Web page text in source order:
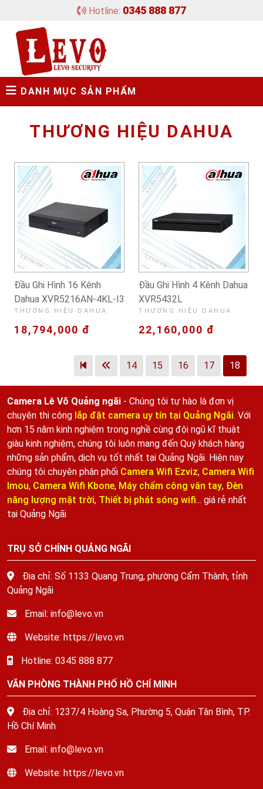
Hotline: 0345 888 877
DANH MỤC SẢN PHẨM
THƯƠNG HIỆU DAHUA
Đầu Ghi Hình 16 Kênh
Dahua XVR5216AN-4KL-I3
THƯƠNG HIỆU DAHUA
18,794,000 đ
Đầu Ghi Hình 4 Kênh Dahua
XVR5432L
THƯƠNG HIỆU DAHUA
22,160,000 đ
14 15 16 17 18
Camera Lê Võ Quảng ngãi - Chúng tôi tự hào là đơn vị
chuyên thi công lắp đặt camera uy tín tại Quảng Ngãi. Với
hơn 15 năm kinh nghiệm trong nghề cùng đội ngũ kĩ thuật
giàu kinh nghiệm, chúng tôi luôn mang đến Quý khách hàng
những sản phẩm, dịch vụ tốt nhất tại Quảng Ngãi. Hiện nay
chúng tôi chuyên phân phối Camera Wifi Ezviz, Camera Wifi
Imou, Camera Wifi Kbone, Máy chấm công vân tay, Đèn
năng lượng mặt trời, Thiết bị phát sóng wifi... giá rẻ nhất
tại Quảng Ngãi
TRỤ SỞ CHÍNH QUẢNG NGÃI
Địa chỉ: Số 1133 Quang Trung, phường Cẩm Thành, tỉnh
Quảng Ngãi
Email: info@levo.vn
Website: https://levo.vn
Hotline: 0345 888 877
VĂN PHÒNG THÀNH PHỐ HỒ CHÍ MINH
Địa chỉ: 1237/4 Hoàng Sa, Phường 5, Quận Tân Bình, TP.
Hồ Chí Minh
Email: info@levo.vn
Website: https://levo.vn